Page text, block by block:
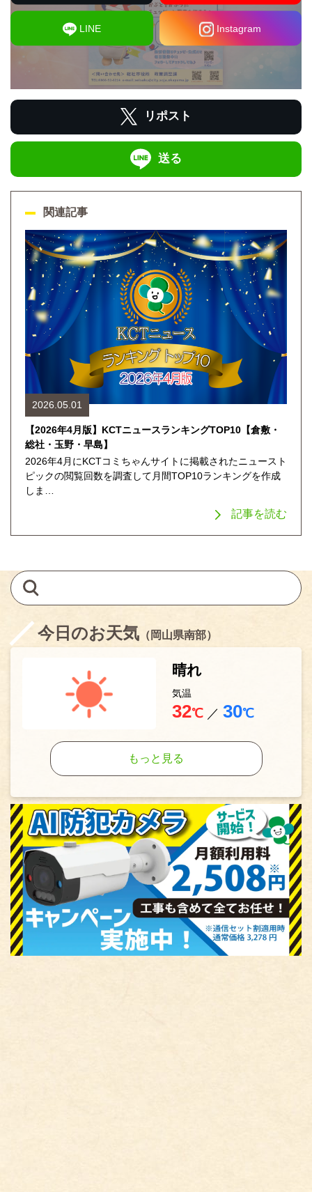
LINE Instagram
リポスト
送る
関連記事
2026.05.01
【2026年4月版】KCTニュースランキングTOP10【倉敷・
総社・玉野・早島】
2026年4月にKCTコミちゃんサイトに掲載されたニュースト
ピックの閲覧回数を調査して月間TOP10ランキングを作成
しま…
記事を読む
今日のお天気 （岡山県南部）
晴れ
気温
32℃ ／ 30℃
もっと見る